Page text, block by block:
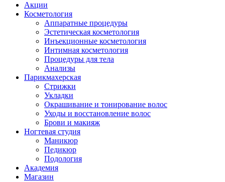
Акции
Косметология
Аппаратные процедуры
Эстетическая косметология
Инъекционные косметология
Интимная косметология
Процедуры для тела
Анализы
Парикмахерская
Стрижки
Укладки
Окрашивание и тонирование волос
Уходы и восстановление волос
Брови и макияж
Ногтевая студия
Маникюр
Педикюр
Подология
Академия
Магазин